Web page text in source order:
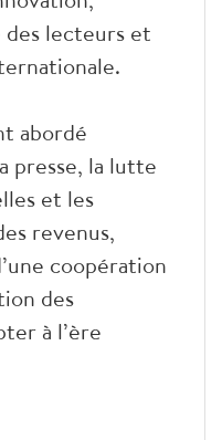
des lecteurs et
abordé
presse, la lutte
et les
revenus,
coopération
des
à l’ère